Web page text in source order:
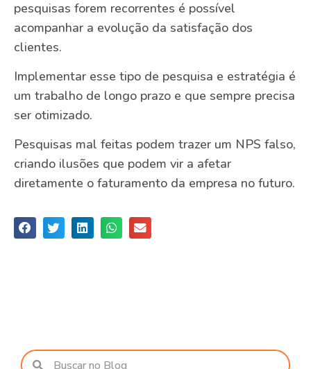
pesquisas forem recorrentes é possível
acompanhar a evolução da satisfação dos
clientes.
Implementar esse tipo de pesquisa e estratégia é
um trabalho de longo prazo e que sempre precisa
ser otimizado.
Pesquisas mal feitas podem trazer um NPS falso,
criando ilusões que podem vir a afetar
diretamente o faturamento da empresa no futuro.